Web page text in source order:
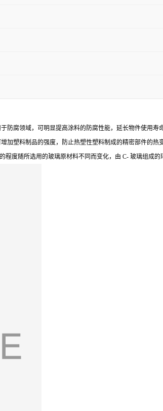
防腐领域，可明显提高涂料的防腐性能，延长物件使用
塑料制品的强度，防止热塑性塑料制成的精密部件的热
度随所选用的玻璃原材料不同而变化，由 C- 玻璃组成的